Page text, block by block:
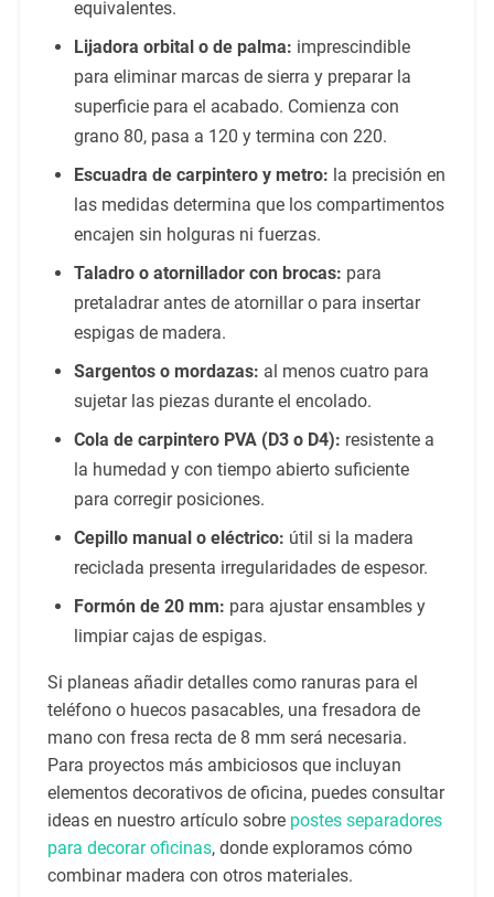
equivalentes.
Lijadora orbital o de palma: imprescindible
para eliminar marcas de sierra y preparar la
superficie para el acabado. Comienza con
grano 80, pasa a 120 y termina con 220.
Escuadra de carpintero y metro: la precisión en
las medidas determina que los compartimentos
encajen sin holguras ni fuerzas.
Taladro o atornillador con brocas: para
pretaladrar antes de atornillar o para insertar
espigas de madera.
Sargentos o mordazas: al menos cuatro para
sujetar las piezas durante el encolado.
Cola de carpintero PVA (D3 o D4): resistente a
la humedad y con tiempo abierto suficiente
para corregir posiciones.
Cepillo manual o eléctrico: útil si la madera
reciclada presenta irregularidades de espesor.
Formón de 20 mm: para ajustar ensambles y
limpiar cajas de espigas.
Si planeas añadir detalles como ranuras para el
teléfono o huecos pasacables, una fresadora de
mano con fresa recta de 8 mm será necesaria.
Para proyectos más ambiciosos que incluyan
elementos decorativos de oficina, puedes consultar
ideas en nuestro artículo sobre postes separadores
para decorar oficinas, donde exploramos cómo
combinar madera con otros materiales.